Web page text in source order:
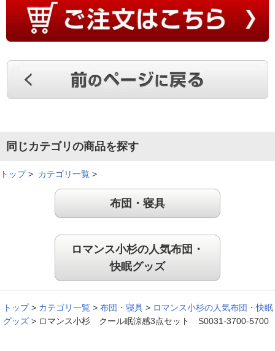
ひんやり感は心地よく、暑い時期が前倒しになっている近年必
需品です。デザインも涼しげで、また抗菌防臭防ダニ性能も備
（ 埼玉県
適度なひんやり感
暑い夏に備えて購入を決めました。実際に使用してみると適度
きました。
60代
暑がりなので、接触冷感の寝具が欲しくて購入しました。宣伝
（兵庫県 50代K.K様）
同じカテゴリの商品を探す
トップ> カテゴリ一覧 >
布団・寝具
ロマンス小杉の人気布団・
快眠グッズ
トップ > カテゴリ一覧 > 布団・寝具 > ロマンス小杉の人気布団・快眠
グッズ > ロマンス小杉 クール眠涼感3点セット S0031-3700-5700